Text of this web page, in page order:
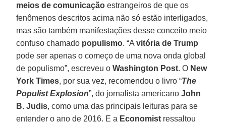
meios de comunicação estrangeiros de que os
fenômenos descritos acima não só estão interligados,
mas são também manifestações desse conceito meio
confuso chamado populismo. “Avitória de Trump
pode ser apenas o começo de uma nova onda global
de populismo”, escreveu oWashington Post. O New
York Times, por sua vez, recomendou o livro “The
Populist Explosion”, do jornalista americanoJohn
B. Judis, como uma das principais leituras para se
entender o ano de 2016. E a Economist ressaltou